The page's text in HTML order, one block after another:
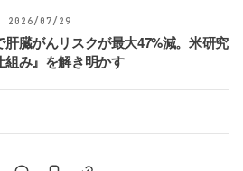
2026/07/29
肝臓がんリスクが最大47%減。米研究
組み』を解き明かす